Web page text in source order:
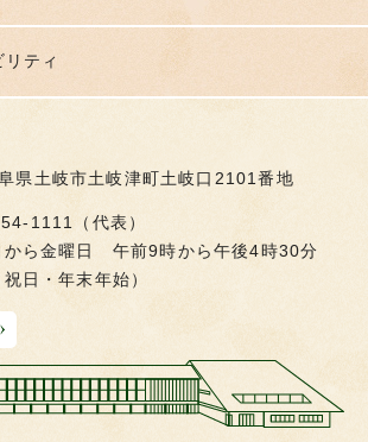
ティ
土岐市土岐津町土岐口2101番地
1111（代表）
から金曜日 午前9時から午後4時30分
日・年末年始）